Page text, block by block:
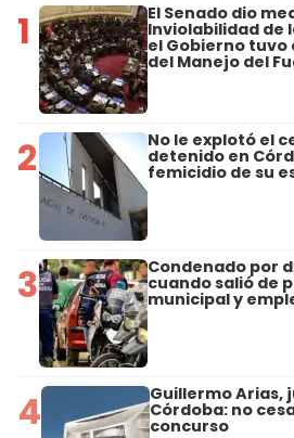
1 El Senado dio
Inviolabilidad de
el Gobierno tuvo
del Manejo del
2 No le explotó el
detenido en
femicidio de su
3 Condenado por
cuando salió de
municipal y
4 Guillermo Arias,
Córdoba: no
concurso